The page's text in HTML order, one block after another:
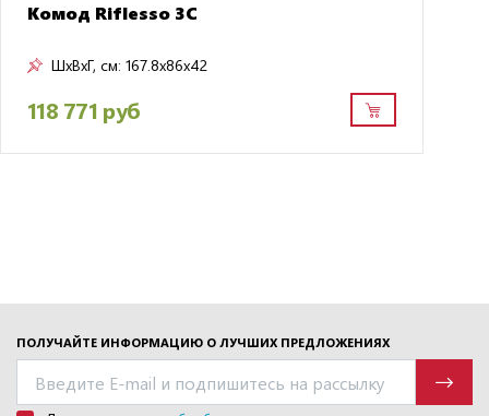
Комод Riflesso 3C
ШxВxГ, см: 167.8x86x42
118 771 руб
ПОЛУЧАЙТЕ ИНФОРМАЦИЮ О ЛУЧШИХ ПРЕДЛОЖЕНИЯХ